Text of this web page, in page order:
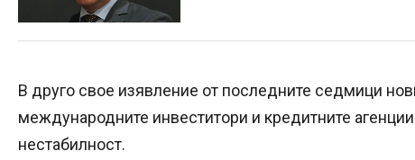
В друго свое изявление от последните седмици
международните инвеститори и кредитните
нестабилност.